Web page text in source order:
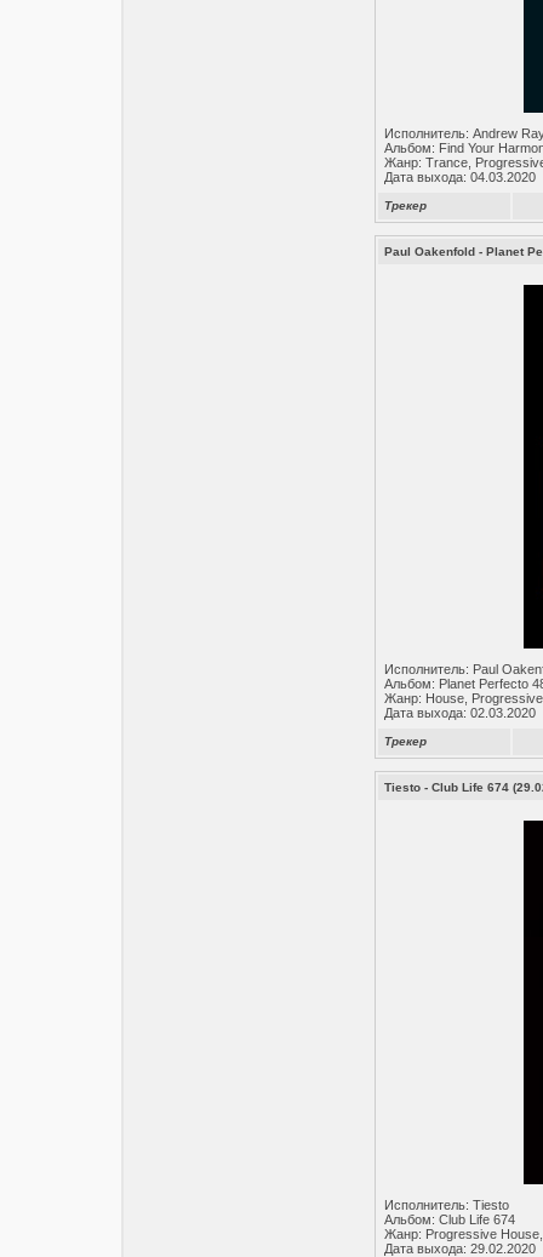
Исполнитель: Andrew
Альбом: Find Your
Жанр: Trance,
Дата выхода: 04.03.2020
Трекер
Paul Oakenfold - Planet
Исполнитель: Paul
Альбом: Planet Perfecto
Жанр: House,
Дата выхода: 02.03.2020
Трекер
Tiesto - Club Life 674
Исполнитель: Tiesto
Альбом: Club Life 674
Жанр: Progressive
Дата выхода: 29.02.2020